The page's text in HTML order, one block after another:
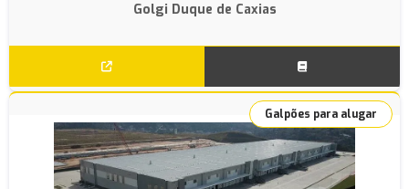
Golgi Duque de Caxias
Galpões para alugar